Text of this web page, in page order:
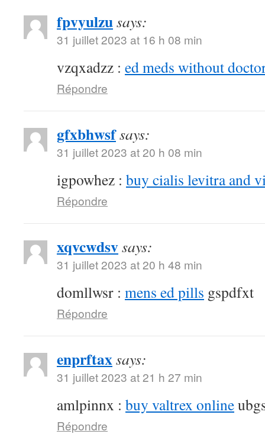
fpvyulzusays:
31 juillet 2023 at 16 h 08 min
vzqxadzz : ed meds without
Répondre
gfxbhwsfsays:
31 juillet 2023 at 20 h 08 min
igpowhez : buy cialis levitra and
Répondre
xqvcwdsvsays:
31 juillet 2023 at 20 h 48 min
domllwsr : mens ed pills gspdfxt
Répondre
enprftaxsays:
31 juillet 2023 at 21 h 27 min
amlpinnx : buy valtrex online
Répondre